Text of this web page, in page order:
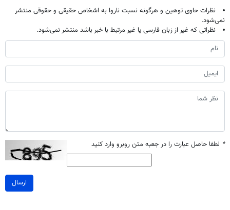
نظرات حاوی توهین و هرگونه نسبت ناروا به اشخاص حقیقی و حقوقی منتشر
نمی‌شود.
نظراتی که غیر از زبان فارسی یا غیر مرتبط با خبر باشد منتشر نمی‌شود.
* لطفا حاصل عبارت را در جعبه متن روبرو وارد کنید
ارسال